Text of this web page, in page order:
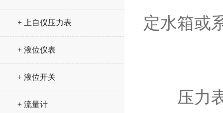
+ 上自仪压力表
+ 液位仪表
+ 液位开关
+ 流量计
定水箱或
压力表